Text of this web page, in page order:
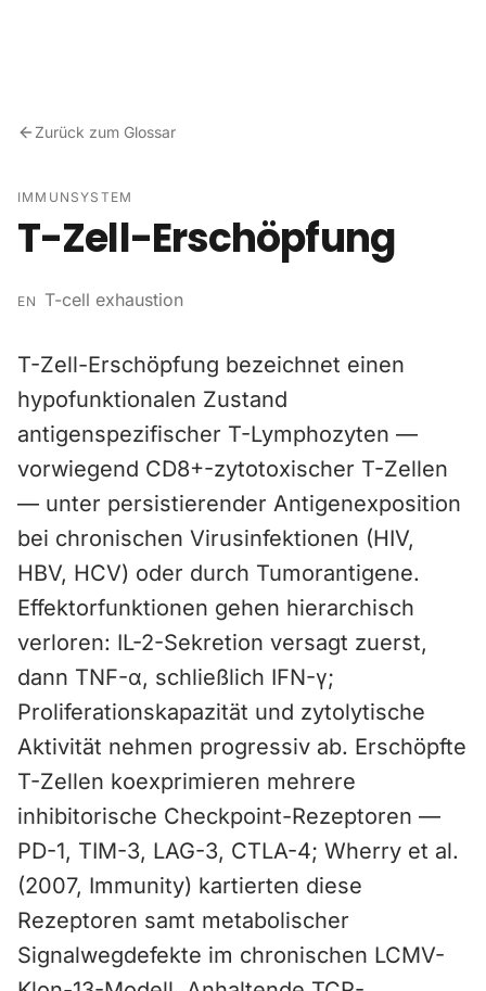
Zurück zum Glossar
IMMUNSYSTEM
T-Zell-Erschöpfung
EN T-cell exhaustion
T-Zell-Erschöpfung bezeichnet einen
hypofunktionalen Zustand
antigenspezifischer T-Lymphozyten —
vorwiegend CD8+-zytotoxischer T-Zellen
— unter persistierender Antigenexposition
bei chronischen Virusinfektionen (HIV,
HBV, HCV) oder durch Tumorantigene.
Effektorfunktionen gehen hierarchisch
verloren: IL-2-Sekretion versagt zuerst,
dann TNF-α, schließlich IFN-γ;
Proliferationskapazität und zytolytische
Aktivität nehmen progressiv ab. Erschöpfte
T-Zellen koexprimieren mehrere
inhibitorische Checkpoint-Rezeptoren —
PD-1, TIM-3, LAG-3, CTLA-4; Wherry et al.
(2007, Immunity) kartierten diese
Rezeptoren samt metabolischer
Signalwegdefekte im chronischen LCMV-